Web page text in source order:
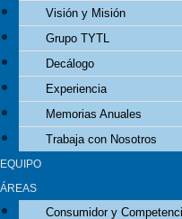
Visión y Misión
Grupo TYTL
Decálogo
Experiencia
Memorias Anuales
Trabaja con Nosotros
EQUIPO
ÁREAS
Consumidor y